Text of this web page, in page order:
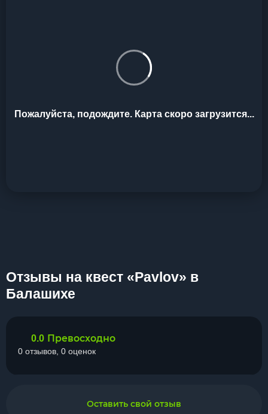
Пожалуйста, подождите. Карта скоро загрузится...
Отзывы на квест «Pavlov» в
Балашихе
0.0 Превосходно
0 отзывов, 0 оценок
Оставить свой отзыв